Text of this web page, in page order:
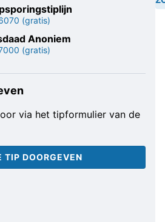
(gratis)
Anoniem
(gratis)
via het tipformulier van de
TIP DOORGEVEN